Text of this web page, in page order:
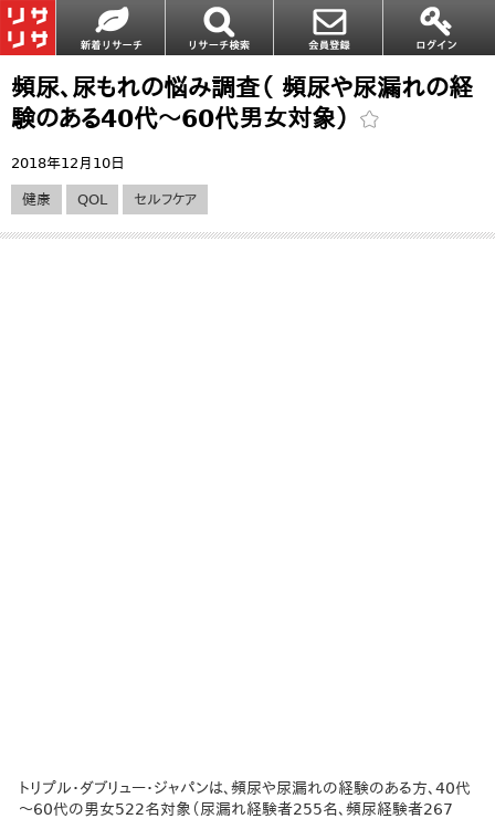
頻尿、尿もれの悩み調査（ 頻尿や尿漏れの経
験のある40代～60代男女対象）
2018年12月10日
健康 QOL セルフケア
トリプル・ダブリュー・ジャパンは、頻尿や尿漏れの経験のある方、40代
～60代の男女522名対象（尿漏れ経験者255名、頻尿経験者267